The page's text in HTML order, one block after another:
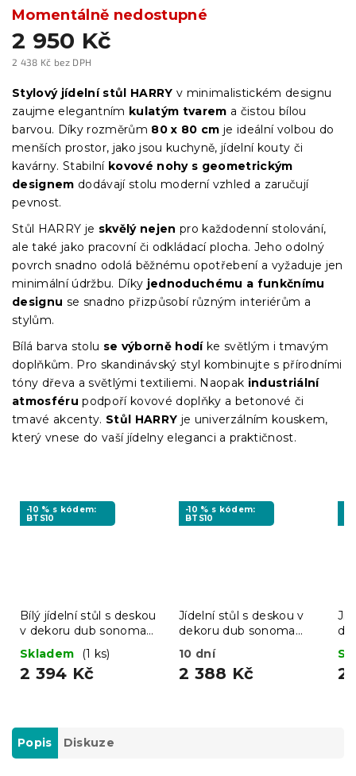
2 950 Kč
2 438 Kč bez DPH
cena:
Momentálně nedostupné
Stylový jídelní stůl HARRY v minimalistickém designu
zaujme elegantním kulatým tvarem a čistou bílou
barvou. Díky rozměrům 80 x 80 cm je ideální volbou do
menších prostor, jako jsou kuchyně, jídelní kouty či
kavárny. Stabilní kovové nohy s geometrickým
designem dodávají stolu moderní vzhled a zaručují
pevnost.
Stůl HARRY je skvělý nejen pro každodenní stolování,
ale také jako pracovní či odkládací plocha. Jeho odolný
povrch snadno odolá běžnému opotřebení a vyžaduje jen
minimální údržbu. Díky jednoduchému a funkčnímu
designu se snadno přizpůsobí různým interiérům a
stylům.
Bílá barva stolu se výborně hodíke světlým i tmavým
doplňkům. Pro skandinávský styl kombinujte s přírodními
tóny dřeva a světlými textiliemi. Naopak industriální
atmosféru podpoří kovové doplňky a betonové či
tmavé akcenty. Stůl HARRY je univerzálním kouskem,
který vnese do vaší jídelny eleganci a praktičnost.
-10 % s kódem:
BTS10
Bílý jídelní stůl s deskou
v dekoru dub sonoma
MADO 120x80
Skladem (1 ks)
2 394 Kč
-10 % s kódem:
BTS10
Jídelní stůl s deskou v
dekoru dub sonoma
UMEKO 120x80
10 dní
2 388 Kč 2
Popis Diskuze